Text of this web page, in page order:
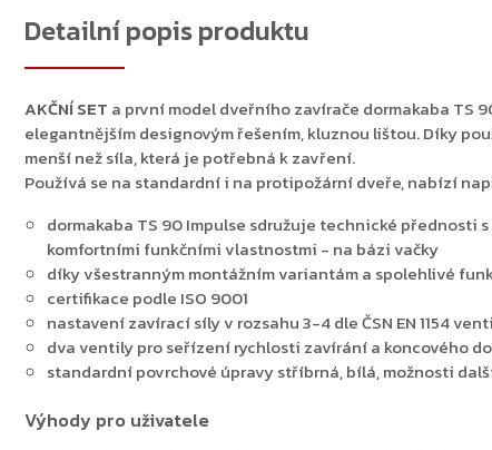
Detailní popis produktu
AKČNÍ SET a první model dveřního zavírače dormakaba TS
elegantnějším designovým řešením, kluznou lištou. Díky
menší než síla, která je potřebná k zavření.
Používá se na standardní i na protipožární dveře, nabízí
dormakaba TS 90 Impulse sdružuje technické přednosti
komfortními funkčními vlastnostmi - na bázi vačky
díky všestranným montážním variantám a spolehlivé
certifikace podle ISO 9001
nastavení zavírací síly v rozsahu 3-4 dle ČSN EN 1154
dva ventily pro seřízení rychlosti zavírání a koncového
standardní povrchové úpravy stříbrná, bílá, možnosti
Výhody pro uživatele